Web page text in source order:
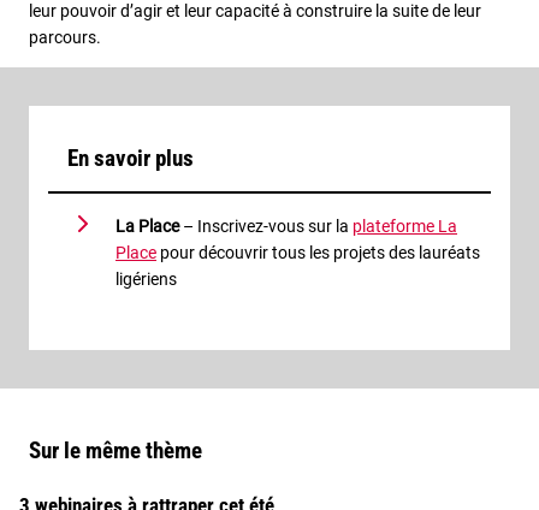
leur pouvoir d’agir et leur capacité à construire la suite de leur
parcours.
En savoir plus
La Place– Inscrivez-vous sur la plateforme La
Place pour découvrir tous les projets des lauréats
ligériens
Sur le même thème